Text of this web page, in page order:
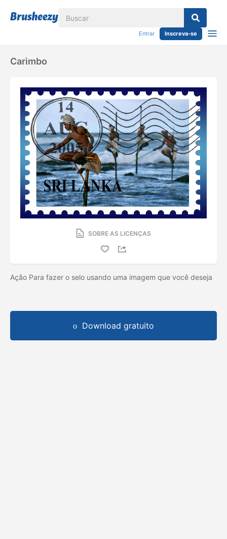
Entrar Inscreva-se
Carimbo
SOBRE AS LICENÇAS
Ação Para fazer o selo usando uma imagem que você deseja
Download gratuito